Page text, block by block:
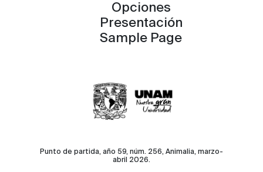
Opciones
Presentación
Sample Page
Punto de partida, año 59, núm. 256, Animalia, marzo-
abril 2026.